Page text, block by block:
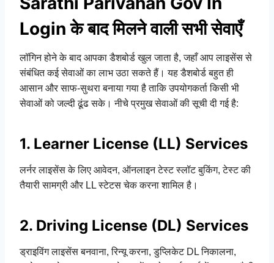
Login के बाद मिलने वाली सभी सेवाएँ
लॉगिन होने के बाद आपका डैशबोर्ड खुल जाता है, जहाँ आप लाइसेंस से
संबंधित कई सेवाओं का लाभ उठा सकते हैं। यह डैशबोर्ड बहुत ही
आसान और साफ-सुथरा बनाया गया है ताकि उपयोगकर्ता किसी भी
सेवाओं को जल्दी ढूंढ सके। नीचे प्रमुख सेवाओं की सूची दी गई है:
1. Learner License (LL) Services
लर्नर लाइसेंस के लिए आवेदन, ऑनलाइन टेस्ट स्लॉट बुकिंग, टेस्ट की
तैयारी सामग्री और LL स्टेटस चेक करना शामिल है।
2. Driving License (DL) Services
ड्राइविंग लाइसेंस बनवाना, रिन्यू करना, डुप्लिकेट DL निकालना,